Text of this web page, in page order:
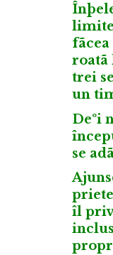
limite
roatã
trei
un
Deºi
se
îl